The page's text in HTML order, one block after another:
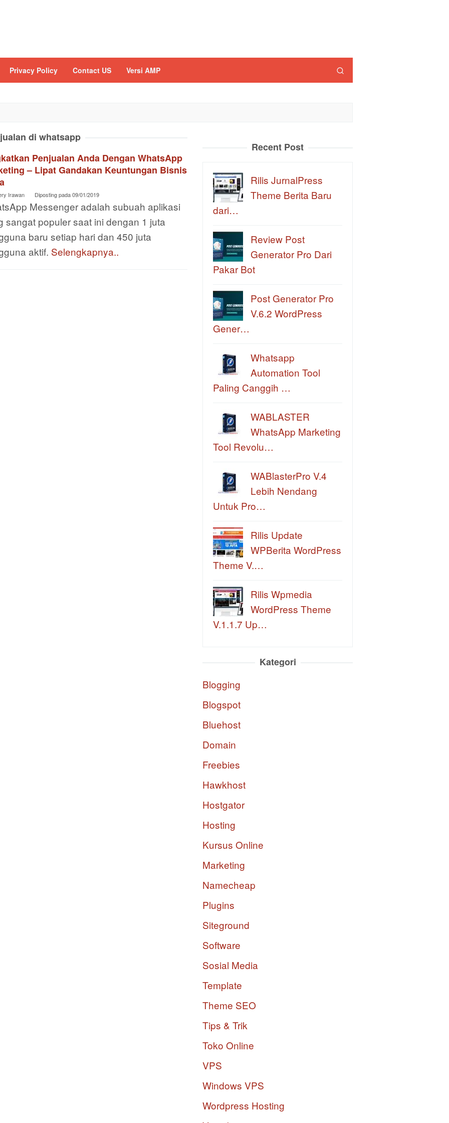
Privacy Policy Contact US Versi AMP
jualan di whatsapp
Penjualan Anda Dengan WhatsApp
– Lipat Gandakan Keuntungan Bisnis
Irawan Diposting pada09/01/2019
Messenger adalah subuah aplikasi
sangat populer saat ini dengan 1 juta
baru setiap hari dan 450 juta
aktif. Selengkapnya..
Recent Post
Rilis JurnalPress
Theme Berita Baru
dari…
Review Post
Generator Pro Dari
Pakar Bot
Post Generator Pro
V.6.2 WordPress
Gener…
Whatsapp
Automation Tool
Paling Canggih …
WABLASTER
WhatsApp Marketing
Tool Revolu…
WABlasterPro V.4
Lebih Nendang
Untuk Pro…
Rilis Update
WPBerita WordPress
Theme V.…
Rilis Wpmedia
WordPress Theme
V.1.1.7 Up…
Kategori
Blogging
Blogspot
Bluehost
Domain
Freebies
Hawkhost
Hostgator
Hosting
Kursus Online
Marketing
Namecheap
Plugins
Siteground
Software
Sosial Media
Template
Theme SEO
Tips & Trik
Toko Online
VPS
Windows VPS
Wordpress Hosting